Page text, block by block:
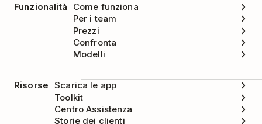
Funzionalità
Come funziona
Per i team
Prezzi
Confronta
Modelli
Risorse Scarica le app
Toolkit
Centro Assistenza
Storie dei clienti